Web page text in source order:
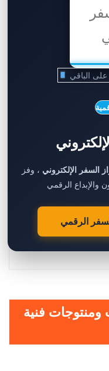
الباقي
السفر الإلكتروني ، وفز
والإبداع الرقمي
الرقمي
فنية